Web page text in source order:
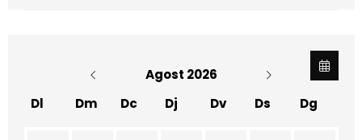
Agost 2026
Dl
Dm Dc Dj Dv Ds Dg